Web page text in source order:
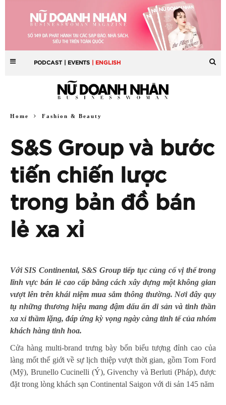
PODCAST | EVENTS | ENGLISH
Home Fashion & Beauty
S&S Group và bước
tiến chiến lược
trong bản đồ bán
lẻ xa xỉ
Với SIS Continental, S&S Group tiếp tục củng cố vị thế trong
lĩnh vực bán lẻ cao cấp bằng cách xây dựng một không gian
vượt lên trên khái niệm mua sắm thông thường. Nơi đây quy
tụ những thương hiệu mang đậm dấu ấn di sản và tinh thần
xa xỉ thầm lặng, đáp ứng kỳ vọng ngày càng tinh tế của nhóm
khách hàng tinh hoa.
Cửa hàng multi-brand trưng bày bốn biểu tượng đỉnh cao của
làng mốt thế giới về sự lịch thiệp vượt thời gian, gồm Tom Ford
(Mỹ), Brunello Cucinelli (Ý), Givenchy và Berluti (Pháp), được
đặt trong lòng khách sạn Continental Saigon với di sản 145 năm